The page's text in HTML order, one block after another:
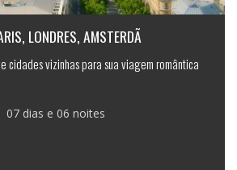
LONDRES, AMSTERDÃ
cidades vizinhas para sua viagem romântica
07 dias e 06 noites